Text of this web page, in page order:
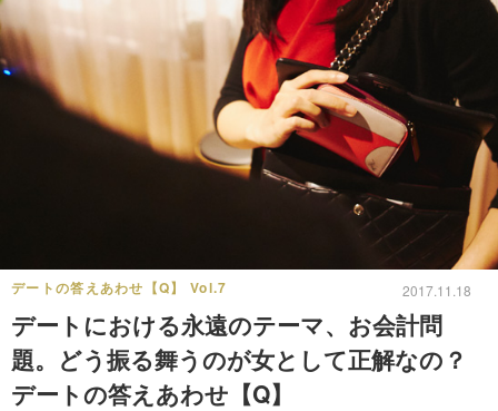
デートの答えあわせ【Q】 Vol.7 2017.11.18
デートにおける永遠のテーマ、お会計問
題。どう振る舞うのが女として正解なの？
デートの答えあわせ【Q】